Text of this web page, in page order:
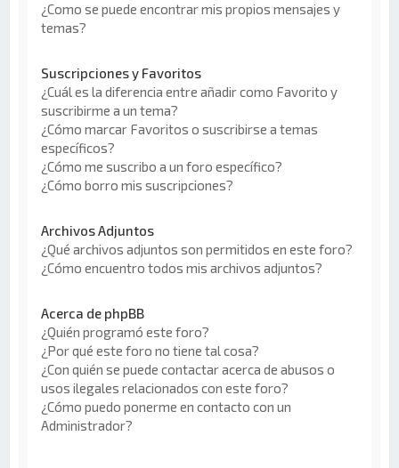
¿Como se puede encontrar mis propios mensajes y
temas?
Suscripciones y Favoritos
¿Cuál es la diferencia entre añadir como Favorito y
suscribirme a un tema?
¿Cómo marcar Favoritos o suscribirse a temas
específicos?
¿Cómo me suscribo a un foro específico?
¿Cómo borro mis suscripciones?
Archivos Adjuntos
¿Qué archivos adjuntos son permitidos en este foro?
¿Cómo encuentro todos mis archivos adjuntos?
Acerca de phpBB
¿Quién programó este foro?
¿Por qué este foro no tiene tal cosa?
¿Con quién se puede contactar acerca de abusos o
usos ilegales relacionados con este foro?
¿Cómo puedo ponerme en contacto con un
Administrador?